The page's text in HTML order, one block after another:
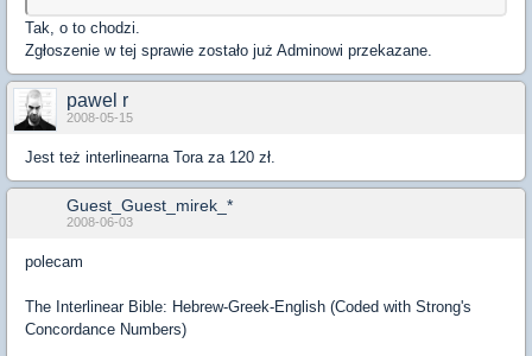
Tak, o to chodzi.
Zgłoszenie w tej sprawie zostało już Adminowi przekazane.
pawel r
2008-05-15
Jest też interlinearna Tora za 120 zł.
Guest_Guest_mirek_*
2008-06-03
polecam
The Interlinear Bible: Hebrew-Greek-English (Coded with Strong's
Concordance Numbers)